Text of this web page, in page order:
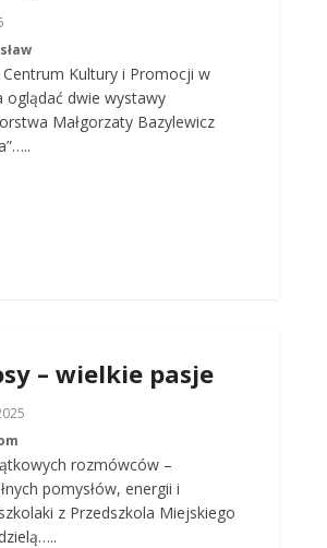
Kultury i Promocji w
oglądać dwie wystawy
Małgorzaty Bazylewicz
– wielkie pasje
rozmówców –
pomysłów, energii i
z Przedszkola Miejskiego